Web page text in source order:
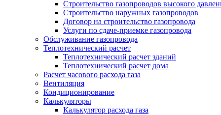
Строительство газопроводов высокого
Строительство наружных газопроводов
Договор на строительство газопровода
Услуги по сдаче-приемке газопровода
Обслуживание газопровода
Теплотехнический расчет
Теплотехнический расчет зданий
Теплотехнический расчет дома
Расчет часового расхода газа
Вентиляция
Кондиционирование
Калькуляторы
Калькулятор расхода газа